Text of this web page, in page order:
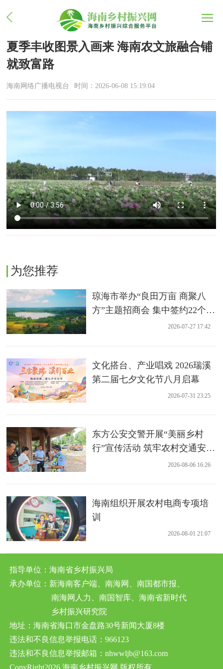
夏季丰收图景入画来 海南农文旅融合铺
就致富路
海南网络广播电视台 时间：2026-06-08 15:19:04
为您推荐
琼海市举办“良田万亩 商聚八
方”主题招商会 集中签约22个农
2026-07-27 17:42
文化搭台、产业唱戏 2026瑞溪
第二届七夕文化节八月启幕
2026-07-31 23:25
东方公安交警开展“美丽乡村
行”宣传活动 筑牢农村交通安全
2026-08-06 16:26
海南组织开展农村电商专项培
训
2026-08-01 21:07
指导单位：海南省乡村振兴局
承办单位：新海南客户端、南海网、南国都市报、
南海网人力、南国智库、海南省新时代
乡村振兴研究院
地址：海南省海口市金盘路30号新闻大厦8楼
违法和不良信息举报电话：966123
违法和不良信息举报邮箱：nhwwljb@163.com
CopyRight2026 海南乡村振兴网 版权所有